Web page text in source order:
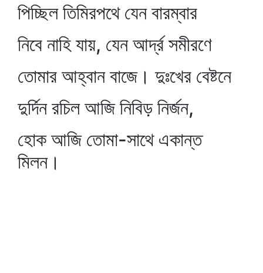
পিচ্ছিল তিমিরপথে যেন বারম্বার
নিবে নাহি যায়, যেন আর্দ্র সমীরণে
তোমার আহ্বান বাজে। দুঃখের বেষ্টনে
দুর্দিন রচিল আজি নিবিড় নির্জন,
হোক আজি তোমা-সাথে একান্ত
মিলন।